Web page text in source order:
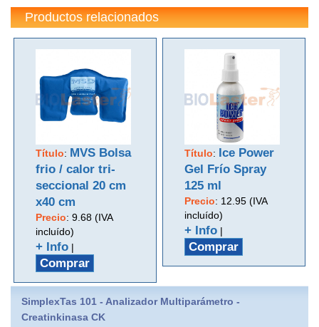
Productos relacionados
Título: MVS Bolsa
frio / calor tri-
seccional 20 cm
x40 cm
Precio:9.68 (IVA
incluído)
+ Info |
Comprar
Título: Ice Power
Gel Frío Spray
125 ml
Precio: 12.95 (IVA
incluído)
+ Info |
Comprar
SimplexTas 101 - Analizador Multiparámetro -
Creatinkinasa CK